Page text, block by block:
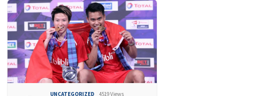
UNCATEGORIZED 4519 Views